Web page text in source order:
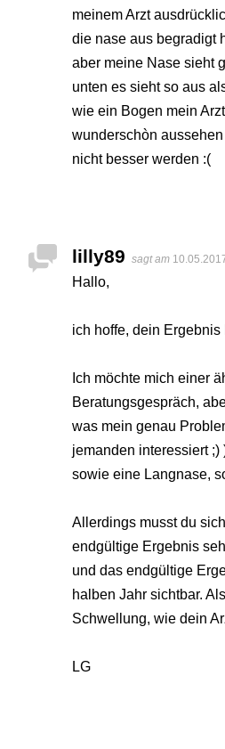
meinem Arzt
die nase aus begradigt
aber meine Nase sieht
unten es sieht so aus
wie ein Bogen mein
wunderschòn
nicht besser werden :(
lilly89 sagt am
Hallo,
ich hoffe, dein
Ich möchte mich einer
Beratungsgespräch,
was mein genau
jemanden interessiert
sowie eine Langnase,
Allerdings musst du
endgültige Ergebnis
und das endgültige
halben Jahr sichtbar.
Schwellung, wie dein
LG